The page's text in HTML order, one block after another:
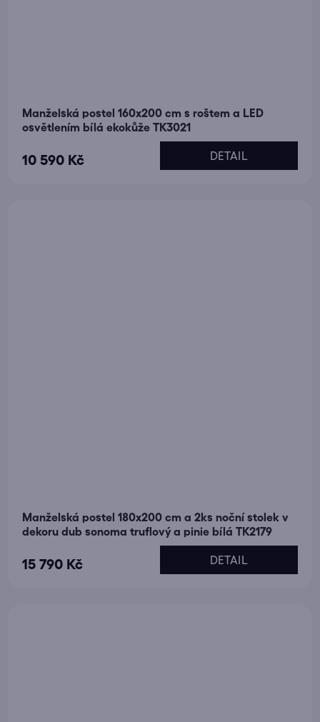
Manželská postel 160x200 cm s roštem a LED
osvětlením bílá ekokůže TK3021
10 590 Kč DETAIL
Manželská postel 180x200 cm a 2ks noční stolek v
dekoru dub sonoma truflový a pinie bílá TK2179
15 790 Kč DETAIL